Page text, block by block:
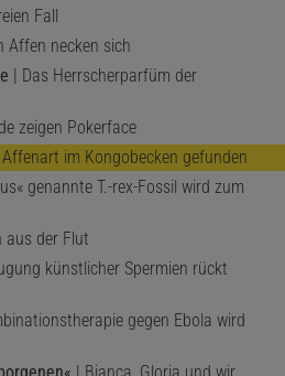
Fall
Affen necken sich
| Das Herrscherparfüm der
zeigen Pokerface
Affenart im Kongobecken gefunden
genannte T.-rex-Fossil wird zum
aus der Flut
künstlicher Spermien rückt
gegen Ebola wird